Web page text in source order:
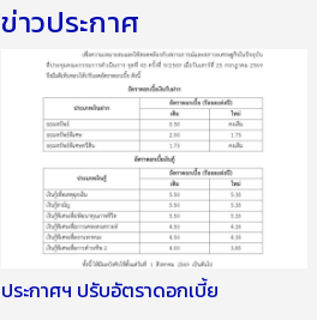
ข่าวประกาศ
ประกาศฯ ปรับอัตราดอกเบี้ย